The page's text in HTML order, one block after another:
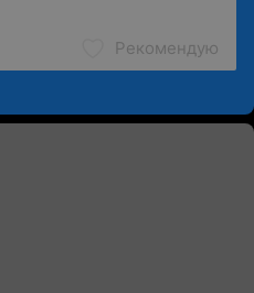
Рекомендую